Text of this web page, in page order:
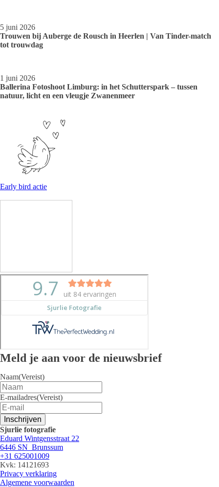
5 juni 2026
Trouwen bij Auberge de Rousch in Heerlen | Van Tinder-match
tot trouwdag
1 juni 2026
Ballerina Fotoshoot Limburg: in het Schutterspark – tussen
natuur, licht en een vleugje Zwanenmeer
Early bird actie
Meld je aan voor de nieuwsbrief
Naam(Vereist)
E-mailadres(Vereist)
Inschrijven
Sjurlie fotografie
Eduard Wintgensstraat 22
6446 SN Brunssum
+31 625001009
Kvk: 14121693
Privacy verklaring
Algemene voorwaarden